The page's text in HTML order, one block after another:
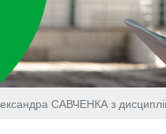
САВЧЕНКА з